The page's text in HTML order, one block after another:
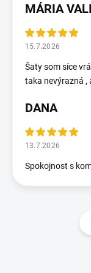
MÁRIA
15.7.2026
Šaty som síce
taka nevýrazná ,
DANA
13.7.2026
Spokojnost s